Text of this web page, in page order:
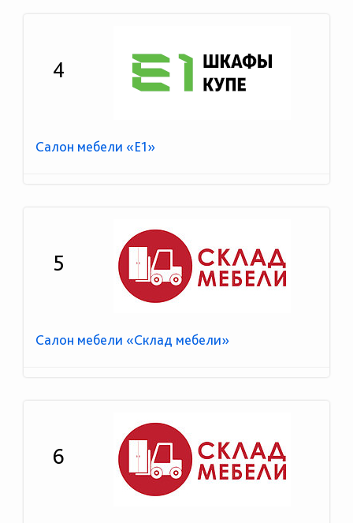
4
Салон мебели «Е1»
5
Салон мебели «Склад мебели»
6